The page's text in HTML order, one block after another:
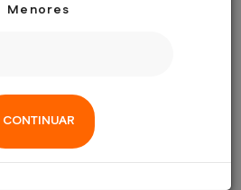
Menores
CONTINUAR